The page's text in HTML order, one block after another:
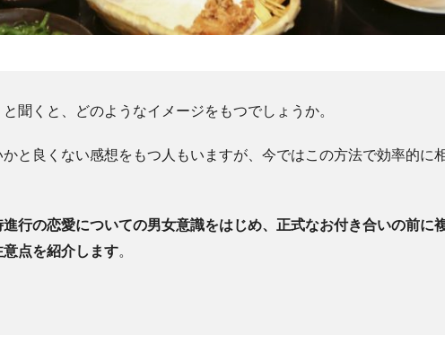
と聞くと、どのようなイメージをもつでしょうか。
と良くない感想をもつ人もいますが、今ではこの方法で効率的に
進行の恋愛についての男女意識をはじめ、正式なお付き合いの前に
点を紹介します。